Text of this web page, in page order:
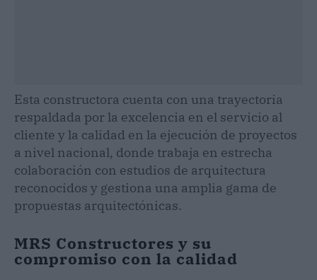
Esta constructora cuenta con una trayectoria
respaldada por la excelencia en el servicio al
cliente y la calidad en la ejecución de proyectos
a nivel nacional, donde trabaja en estrecha
colaboración con estudios de arquitectura
reconocidos y gestiona una amplia gama de
propuestas arquitectónicas.
MRS Constructores y su
compromiso con la calidad